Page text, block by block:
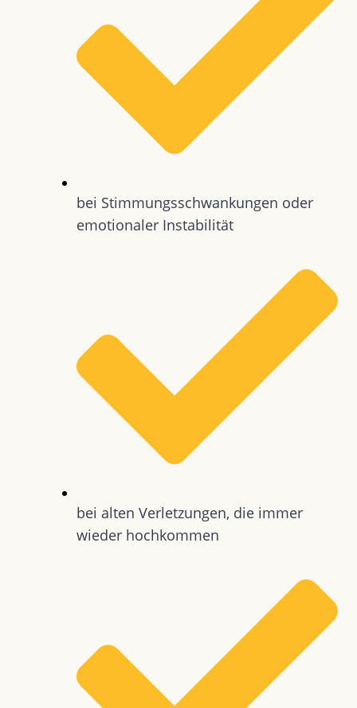
bei Stimmungsschwankungen oder
emotionaler Instabilität
bei alten Verletzungen, die immer
wieder hochkommen